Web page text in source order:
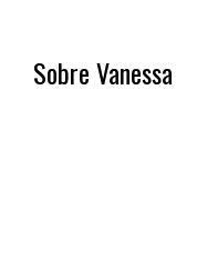
Sobre Vanessa